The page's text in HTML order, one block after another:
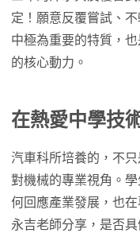
定！願意反覆嘗試、
中極為重要的特質，
的核心動力。
在熱愛中學技
汽車科所培養的，不
對機械的專業視角。
何回應產業發展，也
永吉老師分享，是否